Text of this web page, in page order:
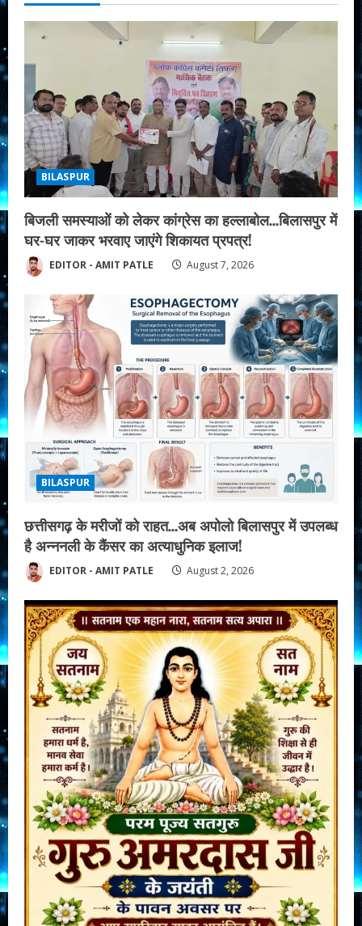
BILASPUR
बिजली समस्याओं को लेकर कांग्रेस का हल्लाबोल…बिलासपुर में
घर-घर जाकर भरवाए जाएंगे शिकायत प्रपत्र!
EDITOR - AMIT PATLE August 7, 2026
BILASPUR
छत्तीसगढ़ के मरीजों को राहत…अब अपोलो बिलासपुर में उपलब्ध
है अन्ननली के कैंसर का अत्याधुनिक इलाज!
EDITOR - AMIT PATLE August 2, 2026